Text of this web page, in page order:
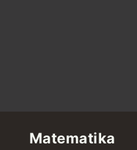
Matematika